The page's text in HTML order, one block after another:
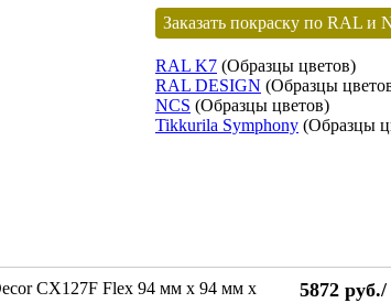
Заказать покраску по RAL и
RAL K7 (Образцы цветов)
RAL DESIGN (Образцы
NCS (Образцы цветов)
Tikkurila Symphony (Образцы
CX127F Flex 94 мм х 94 мм х
5872 руб./